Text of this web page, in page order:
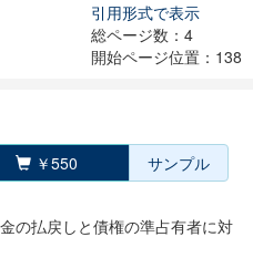
引用形式で表示
総ページ数：4
開始ページ位置：138
￥550 サンプル
の払戻しと債権の準占有者に対